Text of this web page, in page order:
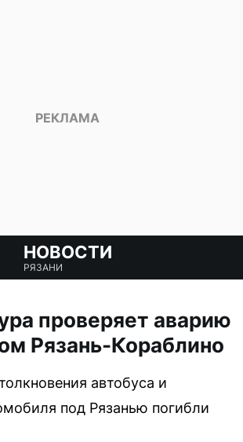
НОВОСТИ
РЯЗАНИ
проверяет аварию
Рязань-Кораблино
автобуса и
под Рязанью погибли